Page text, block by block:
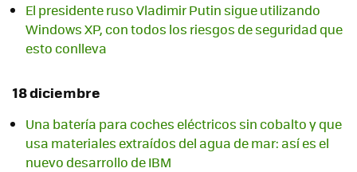
El presidente ruso Vladimir Putin sigue utilizando
Windows XP, con todos los riesgos de seguridad que
esto conlleva
18 diciembre
Una batería para coches eléctricos sin cobalto y que
usa materiales extraídos del agua de mar: así es el
nuevo desarrollo de IBM